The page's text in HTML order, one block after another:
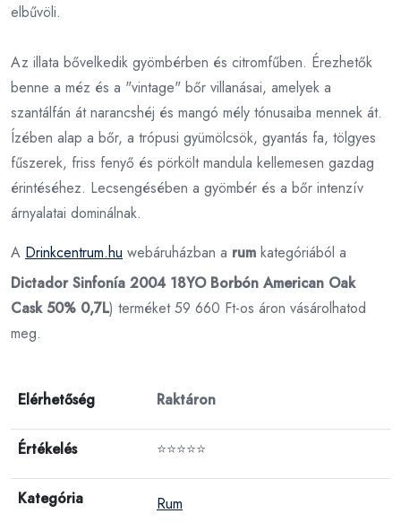
elbűvöli.
Az illata bővelkedik gyömbérben és citromfűben. Érezhetők
benne a méz és a "vintage" bőr villanásai, amelyek a
szantálfán át narancshéj és mangó mély tónusaiba mennek át.
Ízében alap a bőr, a trópusi gyümölcsök, gyantás fa, tölgyes
fűszerek, friss fenyő és pörkölt mandula kellemesen gazdag
érintéséhez. Lecsengésében a gyömbér és a bőr intenzív
árnyalatai dominálnak.
A Drinkcentrum.hu webáruházban a rum kategóriából a
Dictador Sinfonía 2004 18YO Borbón American Oak
Cask 50% 0,7L) terméket 59 660 Ft-os áron vásárolhatod
meg.
Elérhetőség Raktáron
Értékelés ⭐⭐⭐⭐⭐
Kategória Rum